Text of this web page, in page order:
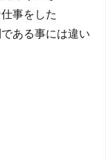
事をした
ある事には違い